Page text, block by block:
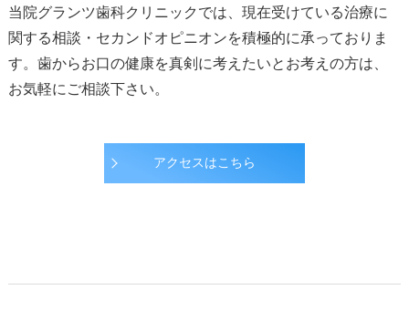
当院グランツ歯科クリニックでは、現在受けている治療に
関する相談・セカンドオピニオンを積極的に承っておりま
す。歯からお口の健康を真剣に考えたいとお考えの方は、
お気軽にご相談下さい。
アクセスはこちら